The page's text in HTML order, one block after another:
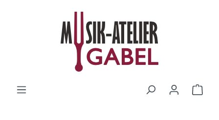
Zum Hauptinhalt springen